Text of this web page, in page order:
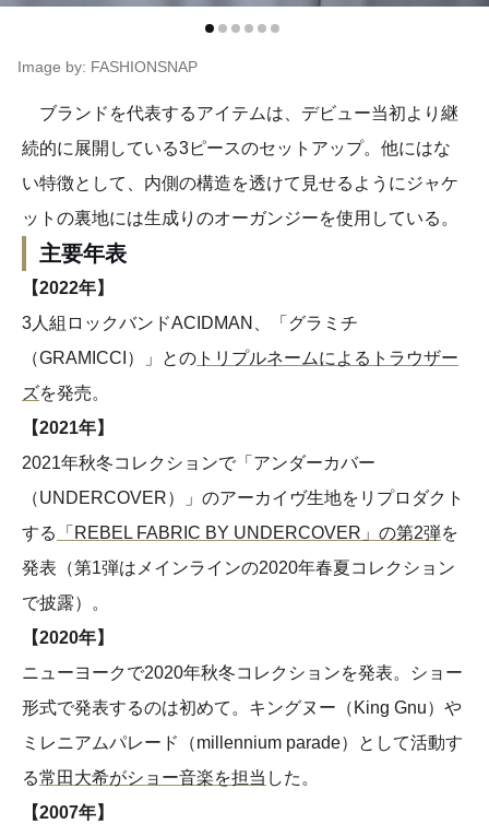
Image by: FASHIONSNAP
ブランドを代表するアイテムは、デビュー当初より継
続的に展開している3ピースのセットアップ。他にはな
い特徴として、内側の構造を透けて見せるようにジャケ
ットの裏地には生成りのオーガンジーを使用している。
主要年表
【2022年】
3人組ロックバンドACIDMAN、「グラミチ
（GRAMICCI）」との トリプルネームによるトラウザー
ズを発売。
【2021年】
2021年秋冬コレクションで「アンダーカバー
（UNDERCOVER）」のアーカイヴ生地をリプロダクト
する
「REBEL FABRIC BY UNDERCOVER」の第2弾を
発表（第1弾はメインラインの2020年春夏コレクション
で披露）。
【2020年】
ニューヨークで2020年秋冬コレクションを発表。ショー
形式で発表するのは初めて。キングヌー（King Gnu）や
ミレニアムパレード（millennium parade）として活動す
る常田大希がショー音楽を担当 した。
【2007年】